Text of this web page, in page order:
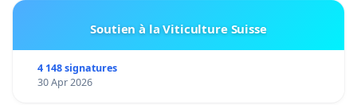
Soutien à la Viticulture Suisse
4 148 signatures
30 Apr 2026